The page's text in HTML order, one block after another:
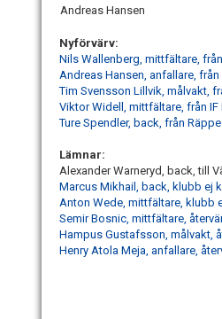
Andreas Hansen
Nyförvärv:
Nils Wallenberg, mittfältare, från
Andreas Hansen, anfallare, från
Tim Svensson Lillvik, målvakt,
Viktor Widell, mittfältare, från IF
Ture Spendler, back, från Räppe
Lämnar:
Alexander Warneryd, back, till
Marcus Mikhail, back, klubb ej
Anton Wede, mittfältare, klubb
Semir Bosnic, mittfältare,
Hampus Gustafsson, målvakt,
Henry Atola Meja, anfallare,